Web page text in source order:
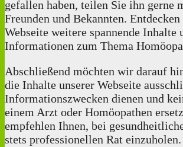
gefallen haben, teilen Sie ihn gerne
Freunden und Bekannten.
Webseite weitere spannende Inhalte
Informationen zum Thema
Abschließend möchten wir darauf
die Inhalte unserer Webseite
Informationszwecken dienen und
einem Arzt oder Homöopathen
empfehlen Ihnen, bei
stets professionellen Rat einzuholen.